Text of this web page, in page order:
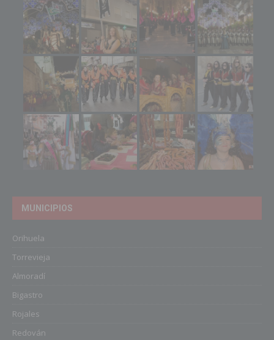
MUNICIPIOS
Orihuela
Torrevieja
Almoradí
Bigastro
Rojales
Redován